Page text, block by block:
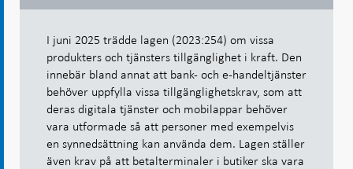
I juni 2025 trädde lagen (2023:254) om vissa
produkters och tjänsters tillgänglighet i kraft. Den
innebär bland annat att bank- och e-handeltjänster
behöver uppfylla vissa tillgänglighetskrav, som att
deras digitala tjänster och mobilappar behöver
vara utformade så att personer med exempelvis
en synnedsättning kan använda dem. Lagen ställer
även krav på att betalterminaler i butiker ska vara